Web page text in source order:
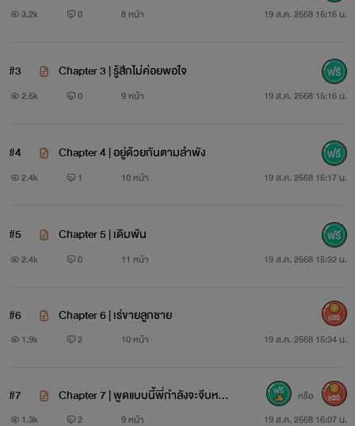
3.2k 0 8 หน้า 19 ส.ค. 2568 15:16 น.
#3 Chapter 3 | รู้สึกไม่ค่อยพอใจ
2.5k 0 9 หน้า 19 ส.ค. 2568 15:16 น.
#4 Chapter 4 | อยู่ด้วยกันตามลำพัง
2.4k 1 10 หน้า 19 ส.ค. 2568 15:17 น.
#5 Chapter 5 | เดิมพัน
2.4k 0 11 หน้า 19 ส.ค. 2568 15:32 น.
#6 Chapter 6 | เร่ขายลูกชาย
1.9k 2 10 หน้า 19 ส.ค. 2568 15:34 น.
500
#7
Chapter 7 | พูดแบบนี้พี่กำลังจะจีบหนูเ
หรอคะ
1.3k 2 9 หน้า 19 ส.ค. 2568 16:07 น.
หรือ 500